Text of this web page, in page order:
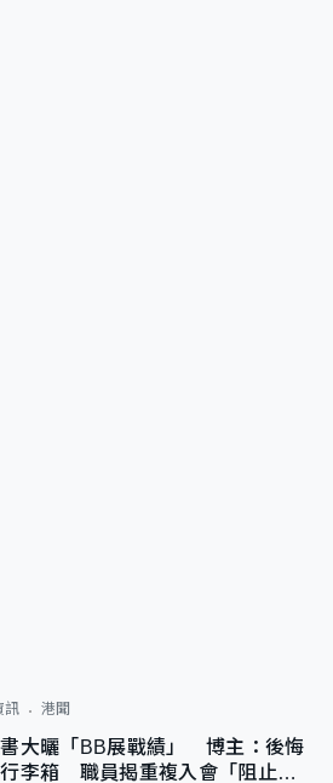
訊 港聞
大曬「BB展戰績」 博主：後悔
李箱 職員揭重複入會「阻止唔